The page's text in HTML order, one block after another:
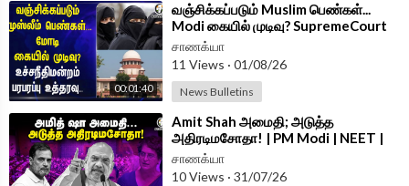
00:01:40
⁣வஞ்சிக்கப்படும் Muslim பெண்கள்...
Modi கையில் முடிவு? SupremeCourt
பரபரப்பு உத்தரவு | India
சாணக்யா
11 Views · 01/08/26
News Bulletins
⁣Amit Shah அமைதி; அடுத்த
அதிரடிமசோதா! | PM Modi | NEET |
FCRA Bill | Parliament | BJP |
Congress
சாணக்யா
10 Views · 31/07/26